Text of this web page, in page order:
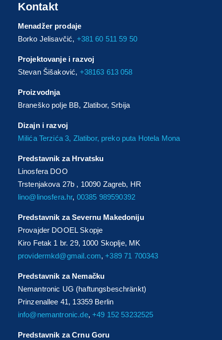
Kontakt
Menadžer prodaje
Borko Jelisavčić, +381 60 511 59 50
Projektovanje i razvoj
Stevan Šišaković, +38163 613 058
Proizvodnja
Braneško polje BB, Zlatibor, Srbija
Dizajn i razvoj
Milića Terzića 3, Zlatibor, preko puta Hotela Mona
Predstavnik za Hrvatsku
Linosfera DOO
Trstenjakova 27b , 10090 Zagreb, HR
lino@linosfera.hr, 00385 989590392
Predstavnik za Severnu Makedoniju
Provajder DOOEL Skopje
Kiro Fetak 1 br. 29, 1000 Skoplje, MK
providermkd@gmail.com,+389 71 700343
Predstavnik za Nemačku
Nemantronic UG (haftungsbeschränkt)
Prinzenallee 41, 13359 Berlin
info@nemantronic.de,+49 152 53232525
Predstavnik za Crnu Goru